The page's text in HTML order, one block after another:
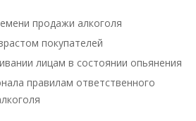
продажи алкоголя
покупателей
лицам в состоянии опьянения
правилам ответственного